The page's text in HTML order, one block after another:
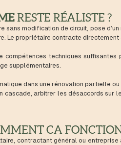
RESTE RÉALISTE ?
modification de circuit, pose
Le propriétaire contracte
techniques
supplémentaires.
dans une rénovation partielle
arbitrer les désaccords
CA
contractant général ou entreprise